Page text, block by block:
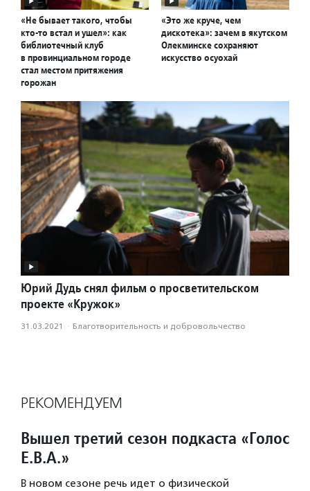
«Не бывает такого, чтобы
кто-то встал и ушел»: как
библиотечный клуб
в провинциальном городе
стал местом притяжения
горожан
«Это же круче, чем
дискотека»: зачем в якутском
Олекминске сохраняют
искусство осуохай
Юрий Дудь снял фильм о просветительском
проекте «Кружок»
31.03.2021 · Благотвори­тель­ность и доброволь­чест­во
РЕКОМЕНДУЕМ
Вышел третий сезон подкаста «Голос
Е.В.А.»
В новом сезоне речь идет о физической